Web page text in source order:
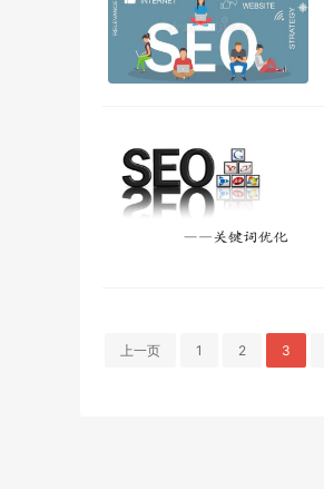
上一页 1 2 3